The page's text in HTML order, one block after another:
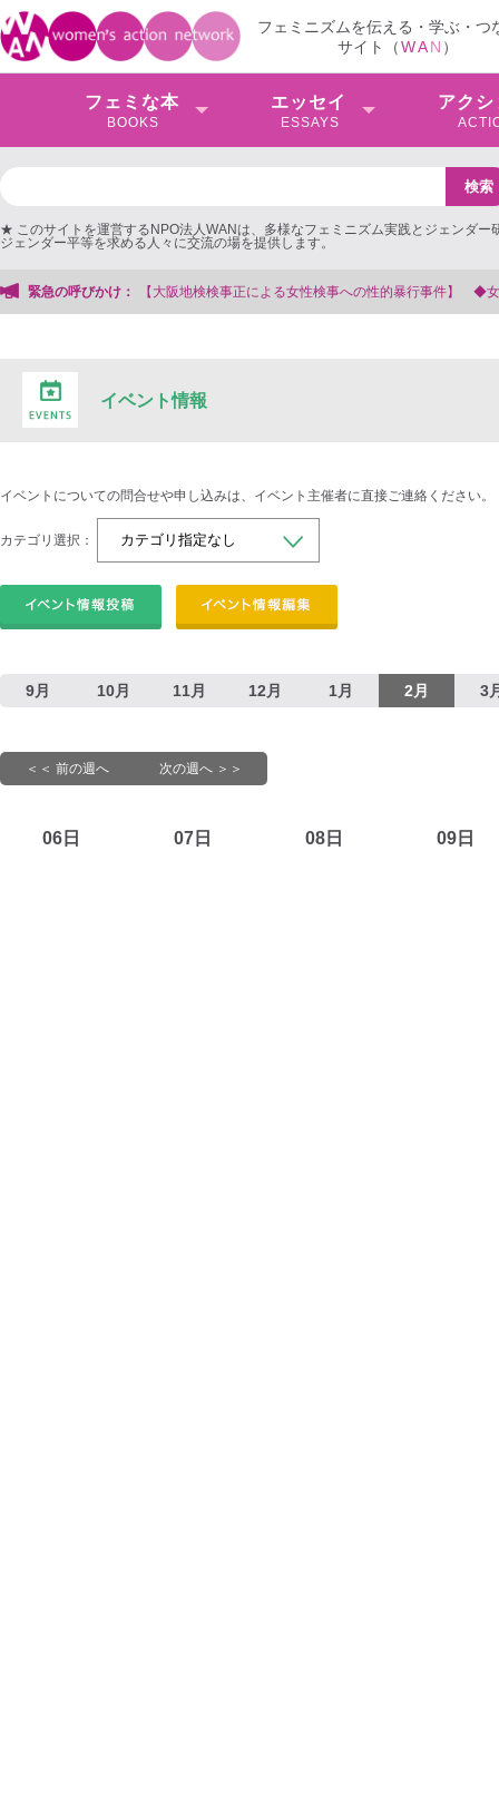
フェミニズムを伝える・学ぶ・つ
サイト（WAN ）
フェミな本
BOOKS
エッセイ
ESSAYS
アクシ
★ このサイトを運営するNPO法人WANは、多様なフェミニズム実践とジェンダー
ジェンダー平等を求める人々に交流の場を提供します。
緊急の呼びかけ：
事正による女性検事への性的暴行事件】 ◆女性検事を支援する会事務局
イベント情報
イベントについての問合せや申し込みは、イベント主催者に直接ご連絡ください。
カテゴリ選択：
9月 10月 11月 12月 1月 2月 3
＜＜ 前の週へ 次の週へ ＞＞
06日 07日 08日 09日